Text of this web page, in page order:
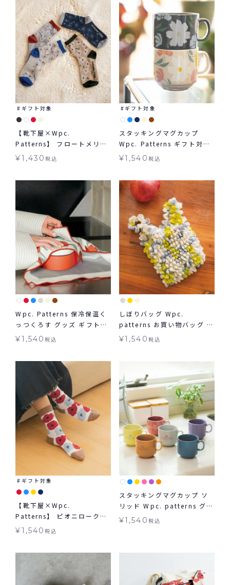
ギフト対象
【靴下屋×Wpc.
Patterns】 フロートメリー
フラワーロークルー ギフト
¥1,430税込
ギフト対象
スタッキングマグカップ
Wpc. Patterns ギフト対象
食器
¥1,540 税込
Wpc. Patterns 保冷保温く
っつくろす グッズ ギフト対
象
¥1,540税込
しぼりバッグ Wpc.
patterns お買い物バッグ ギ
フト対象 ≪メール便対象≫
¥1,540 税込
ギフト対象
【靴下屋×Wpc.
Patterns】 ピオニロークル
ー ギフト対象 グッズ Tabio
¥1,540税込
スタッキングマグカップ ソ
リッド Wpc. patterns グッ
ズ ギフト対象
¥1,540 税込